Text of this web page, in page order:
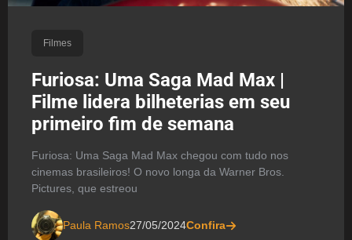
Filmes
Furiosa: Uma Saga Mad Max |
Filme lidera bilheterias em seu
primeiro fim de semana
Furiosa: Uma Saga Mad Max chegou com tudo nos
cinemas brasileiros! O novo longa da Warner Bros.
Pictures, que estreou
Paula Ramos27/05/2024Confira